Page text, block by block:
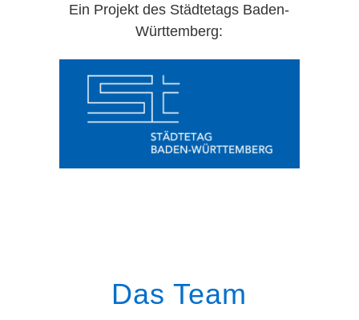
Ein Projekt des Städtetags Baden-
Württemberg:
Das Team